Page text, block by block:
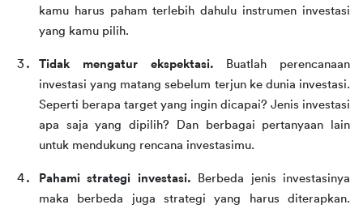
kamu harus paham terlebih dahulu instrumen investasi
yang kamu pilih.
Tidak mengatur ekspektasi.
Buatlah perencanaan
investasi yang matang sebelum terjun ke dunia investasi.
Seperti berapa target yang ingin dicapai? Jenis investasi
apa saja yang dipilih? Dan berbagai pertanyaan lain
untuk mendukung rencana investasimu.
Pahami strategi investasi.
Berbeda jenis investasinya
maka berbeda juga strategi yang harus diterapkan.